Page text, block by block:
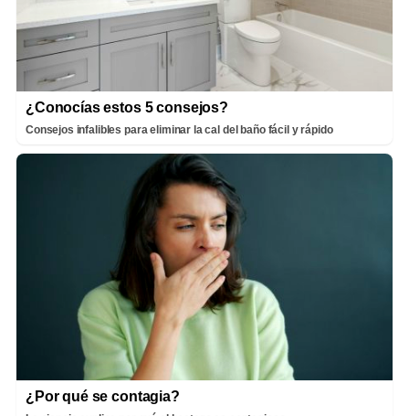
¿Conocías estos 5 consejos?
Consejos infalibles para eliminar la cal del baño fácil y rápido
¿Por qué se contagia?